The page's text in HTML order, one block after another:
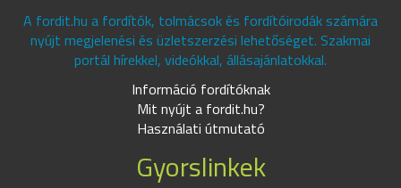
A fordit.hu a fordítók, tolmácsok és fordítóirodák számára
nyújt megjelenési és üzletszerzési lehetőséget. Szakmai
portál hírekkel, videókkal, állásajánlatokkal.
Információ fordítóknak
Mit nyújt a fordit.hu?
Használati útmutató
Gyorslinkek